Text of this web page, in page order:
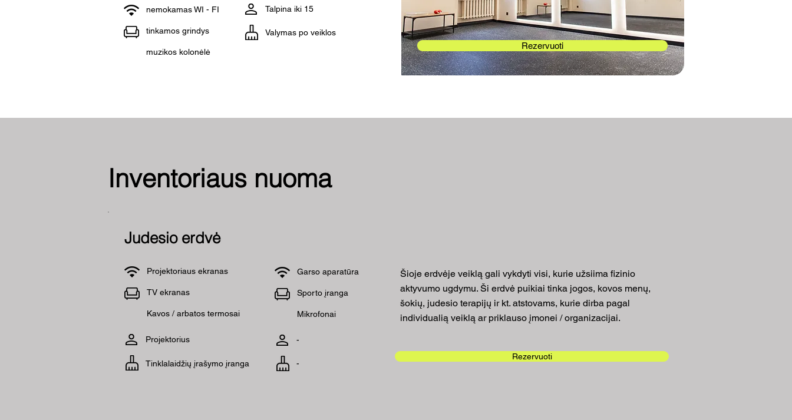
nemokamas WI - FI Talpina iki 15
tinkamos grindys Valymas po veiklos
muzikos kolonėlė
Rezervuoti
Inventoriaus nuoma
Judesio erdvė
Projektoriaus ekranas
TV ekranas
Kavos / arbatos termosai
Projektorius
Tinklalaidžių įrašymo įranga
Garso aparatūra
Sporto įranga
Mikrofonai
Šioje erdvėje veiklą gali vykdyti visi, kurie užsiima fizinio
aktyvumo ugdymu. Ši erdvė puikiai tinka jogos, kovos menų,
šokių, judesio terapijų ir kt. atstovams, kurie dirba pagal
individualią veiklą ar priklauso įmonei / organizacijai.
-
-
Rezervuoti